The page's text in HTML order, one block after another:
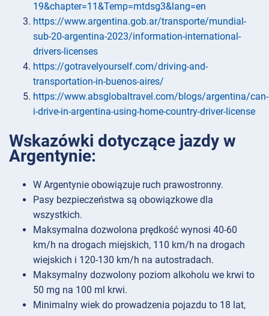
19&chapter=11&Temp=mtdsg3&lang=en
https://www.argentina.gob.ar/transporte/mundial-
sub-20-argentina-2023/information-international-
drivers-licenses
https://gotravelyourself.com/driving-and-
transportation-in-buenos-aires/
https://www.absglobaltravel.com/blogs/argentina/can-
i-drive-in-argentina-using-home-country-driver-license
Wskazówki dotyczące jazdy w
Argentynie:
W Argentynie obowiązuje ruch prawostronny.
Pasy bezpieczeństwa są obowiązkowe dla
wszystkich.
Maksymalna dozwolona prędkość wynosi 40-60
km/h na drogach miejskich, 110 km/h na drogach
wiejskich i 120-130 km/h na autostradach.
Maksymalny dozwolony poziom alkoholu we krwi to
50 mg na 100 ml krwi.
Minimalny wiek do prowadzenia pojazdu to 18 lat,